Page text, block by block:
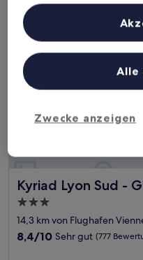
Kyriad Lyon Sud -
Kyriad Lyon Sud - Givors
3.0-
Sterne-
Unterkunft
14,3 km von Flughafen
8.4
8,4/10 Sehr gut (777
Kyriad Lyon Sud - Givors
Inhalte, Messung von
Zielgruppenforschung sowie
Liste der Partner
Zwecke anzeigen
Alle